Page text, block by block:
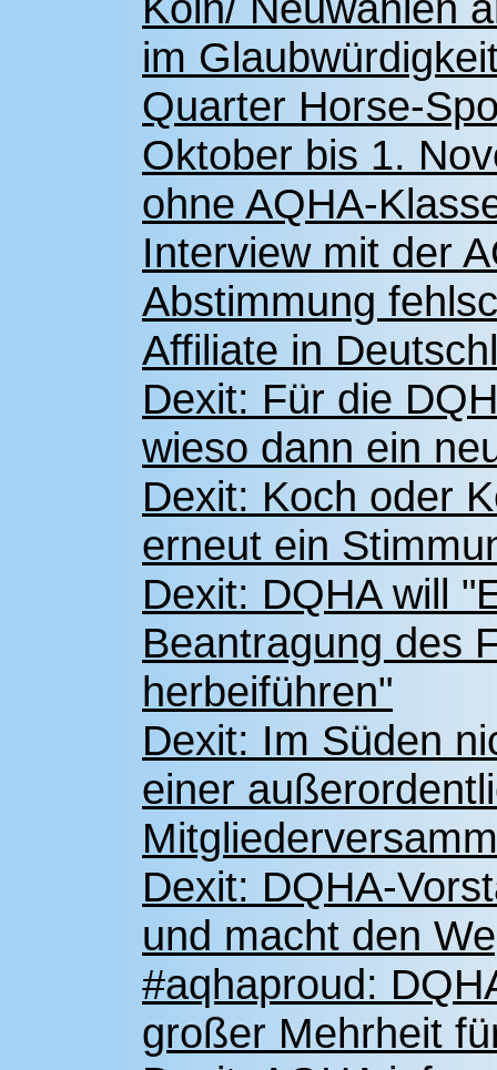
im
Quarter Horse-
Oktober bis 1.
ohne AQHA-
Interview mit der
Abstimmung
Affiliate in
Dexit: Für die
wieso dann ein
Dexit: Koch oder
erneut ein
Dexit: DQHA will
Beantragung des
herbeiführen"
Dexit: Im Süden
einer
Dexit: DQHA-
und macht den
#aqhaproud:
großer Mehrheit